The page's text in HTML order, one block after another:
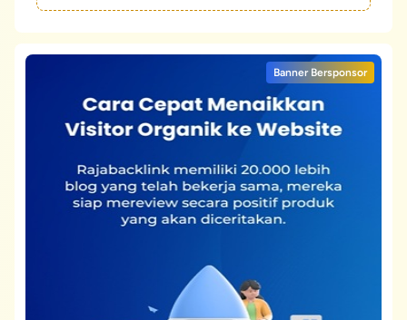
Banner Bersponsor